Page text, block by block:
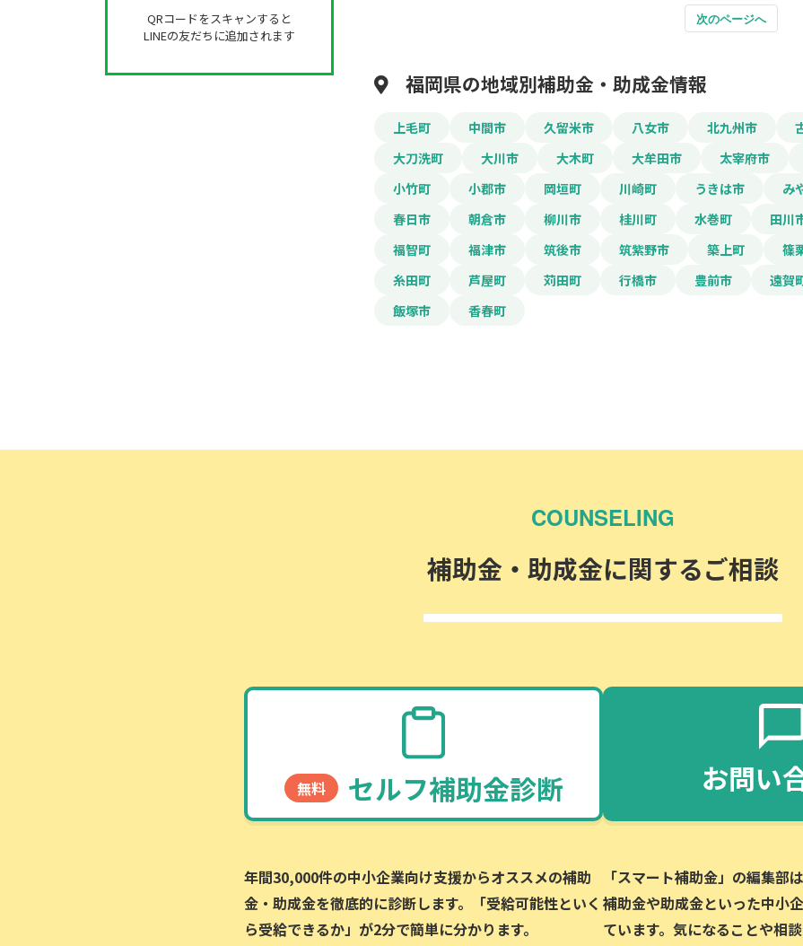
QRコードをスキャンすると
LINEの友だちに追加されます
次のページへ
福岡県の地域別補助金・助成金情報
上毛町 中間市 久留米市 八女市 北九州市
大刀洗町
大川市 大木町 大牟田市 太宰府市
小竹町
小郡市 岡垣町 川崎町 うきは市 み
春日市
朝倉市 柳川市 桂川町 水巻町 田川
福智町
福津市 筑後市 筑紫野市 築上町 篠
糸田町
芦屋町 苅田町 行橋市 豊前市 遠賀
飯塚市
香春町
COUNSELING
補助金・助成金に関するご相談
無料 セルフ補助金診断
年間30,000件の中小企業向け支援からオススメの補助
金・助成金を徹底的に診断します。「受給可能性といく
ら受給できるか」が2分で簡単に分かります。
お問い
「スマート補助金」の編集部
補助金や助成金といった中小
ています。気になることや相